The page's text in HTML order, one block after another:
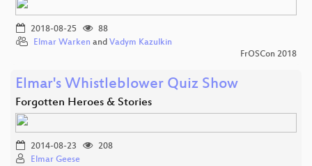
2018-08-25
88
Elmar Warken and Vadym Kazulkin
FrOSCon 2018
Elmar's Whistleblower Quiz Show
Forgotten Heroes & Stories
2014-08-23
208
Elmar Geese